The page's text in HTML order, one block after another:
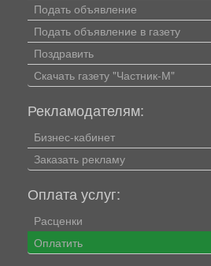
Подать объявление
Подать объявление в газету
Поздравить
Скачать газету "Частник-М"
Рекламодателям:
Бизнес-кабинет
Заказать рекламу
Оплата услуг:
Расценки
Оплатить